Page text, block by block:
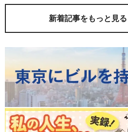
新着記事をもっと見る